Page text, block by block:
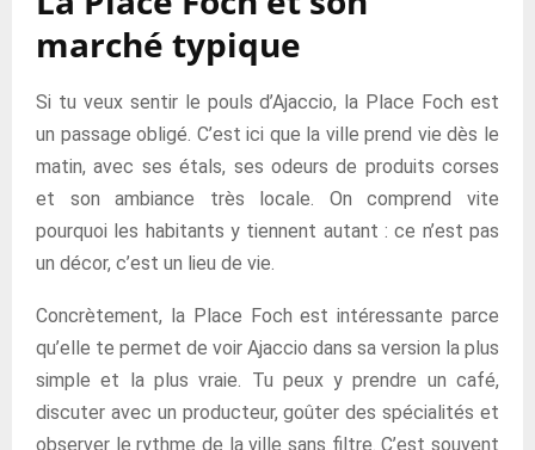
marché typique
Si tu veux sentir le pouls d’Ajaccio, la Place Foch est
un passage obligé. C’est ici que la ville prend vie dès le
matin, avec ses étals, ses odeurs de produits corses
et son ambiance très locale. On comprend vite
pourquoi les habitants y tiennent autant : ce n’est pas
un décor, c’est un lieu de vie.
Concrètement, la Place Foch est intéressante parce
qu’elle te permet de voir Ajaccio dans sa version la plus
simple et la plus vraie. Tu peux y prendre un café,
discuter avec un producteur, goûter des spécialités et
observer le rythme de la ville sans filtre. C’est souvent